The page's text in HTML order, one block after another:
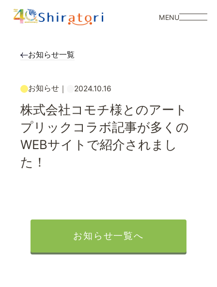
MENU
お知らせ一覧
お知らせ｜ 2024.10.16
株式会社コモチ様とのアート
プリックコラボ記事が多くの
WEBサイトで紹介されまし
た！
お知らせ一覧へ